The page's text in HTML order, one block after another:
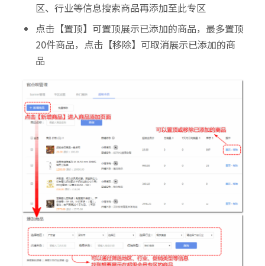
区、行业等信息搜索商品再添加至此专区
点击【置顶】可置顶展示已添加的商品，最多置顶
20件商品，点击【移除】可取消展示已添加的商
品